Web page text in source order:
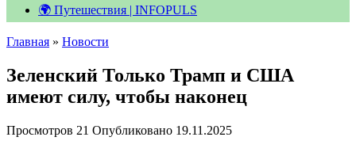
🌍 Путешествия | INFOPULS
Главная » Новости
Зеленский Только Трамп и США
имеют силу, чтобы наконец
Просмотров 21 Опубликовано 19.11.2025